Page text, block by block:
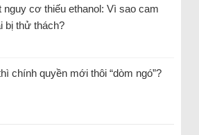
nguy cơ thiếu ethanol: Vì sao cam
bị thử thách?
chính quyền mới thôi “dòm ngó”?